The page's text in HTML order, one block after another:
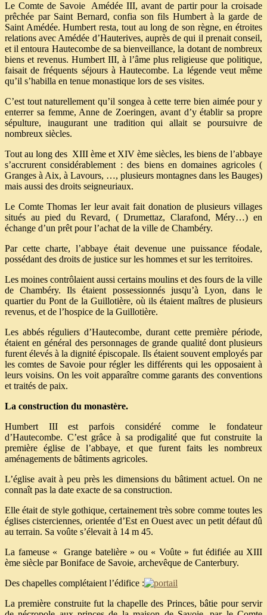
Le Comte de Savoie Amédée III, avant de partir pour la croisade
prêchée par Saint Bernard, confia son fils Humbert à la garde de
Saint Amédée. Humbert resta, tout au long de son règne, en étroites
relations avec Amédée d’Hauterives, auprès de qui il prenait conseil,
et il entoura Hautecombe de sa bienveillance, la dotant de nombreux
biens et revenus. Humbert III, à l’âme plus religieuse que politique,
faisait de fréquents séjours à Hautecombe. La légende veut même
qu’il s’habilla en tenue monastique lors de ses visites.
C’est tout naturellement qu’il songea à cette terre bien aimée pour y
enterrer sa femme, Anne de Zoeringen, avant d’y établir sa propre
sépulture, inaugurant une tradition qui allait se poursuivre de
nombreux siècles.
Tout au long des XIII ème et XIV ème siècles, les biens de l’abbaye
s’accrurent considérablement : des biens en domaines agricoles (
Granges à Aix, à Lavours, …, plusieurs montagnes dans les Bauges)
mais aussi des droits seigneuriaux.
Le Comte Thomas Ier leur avait fait donation de plusieurs villages
situés au pied du Revard, ( Drumettaz, Clarafond, Méry…) en
échange d’un prêt pour l’achat de la ville de Chambéry.
Par cette charte, l’abbaye était devenue une puissance féodale,
possédant des droits de justice sur les hommes et sur les territoires.
Les moines contrôlaient aussi certains moulins et des fours de la ville
de Chambéry. Ils étaient possessionnés jusqu’à Lyon, dans le
quartier du Pont de la Guillotière, où ils étaient maîtres de plusieurs
revenus, et de l’hospice de la Guillotière.
Les abbés réguliers d’Hautecombe, durant cette première période,
étaient en général des personnages de grande qualité dont plusieurs
furent élevés à la dignité épiscopale. Ils étaient souvent employés par
les comtes de Savoie pour régler les différents qui les opposaient à
leurs voisins. On les voit apparaître comme garants des conventions
et traités de paix.
La construction du monastère.
Humbert III est parfois considéré comme le fondateur
d’Hautecombe. C’est grâce à sa prodigalité que fut construite la
première église de l’abbaye, et que furent faits les nombreux
aménagements de bâtiments agricoles.
L’église avait à peu près les dimensions du bâtiment actuel. On ne
connaît pas la date exacte de sa construction.
Elle était de style gothique, certainement très sobre comme toutes les
églises cisterciennes, orientée d’Est en Ouest avec un petit défaut dû
au terrain. Sa voûte s’élevait à 14 m 45.
La fameuse « Grange batelière » ou « Voûte » fut édifiée au XIII
ème siècle par Boniface de Savoie, archevêque de Canterbury.
Des chapelles complétaient l’édifice :
La première construite fut la chapelle des Princes, bâtie pour servir